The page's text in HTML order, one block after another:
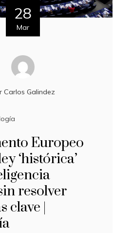
28
Mar
Carlos Galindez
Europeo
‘histórica’
resolver
clave |